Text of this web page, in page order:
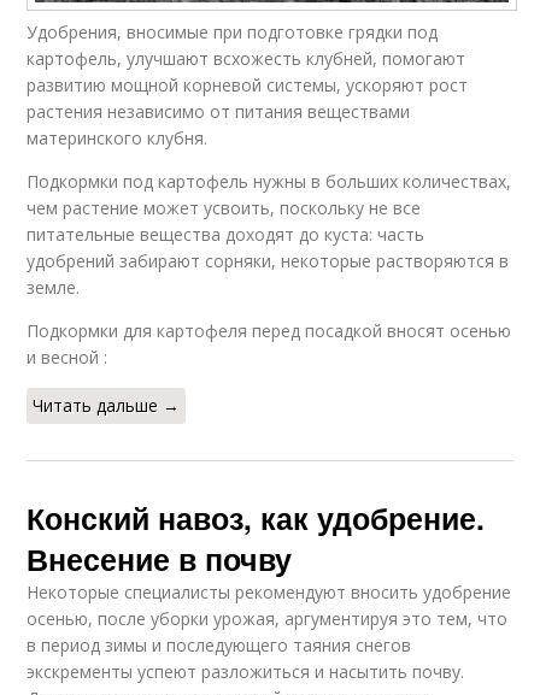
Навоз в качестве Навоз по степени
Навоз под малину
Кроличий навоз
Навоз на огороде Навоз для огорода
Удобрения, вносимые при подготовке грядки под
картофель, улучшают всхожесть клубней, помогают
развитию мощной корневой системы, ускоряют рост
растения независимо от питания веществами
материнского клубня.
Подкормки под картофель нужны в больших количествах,
чем растение может усвоить, поскольку не все
питательные вещества доходят до куста: часть
удобрений забирают сорняки, некоторые растворяются в
земле.
Подкормки для картофеля перед посадкой вносят осенью
и весной :
Читать дальше →
Конский навоз, как удобрение.
Внесение в почву
Некоторые специалисты рекомендуют вносить удобрение
осенью, после уборки урожая, аргументируя это тем, что
в период зимы и последующего таяния снегов
экскременты успеют разложиться и насытить почву.